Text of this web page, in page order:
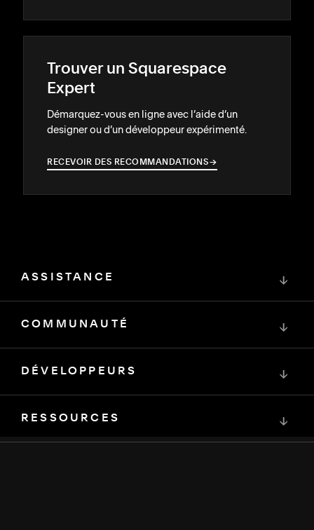
Trouver un Squarespace
Expert
Démarquez-vous en ligne avec l’aide d’un
designer ou d’un développeur expérimenté.
RECEVOIR DES RECOMMANDATIONS→
→
ASSISTANCE ↓
COMMUNAUTÉ ↓
DÉVELOPPEURS ↓
RESSOURCES ↓